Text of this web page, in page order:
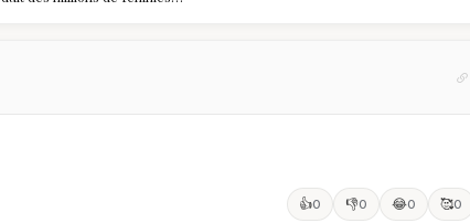
👍0 👎0 😂0 🥰0